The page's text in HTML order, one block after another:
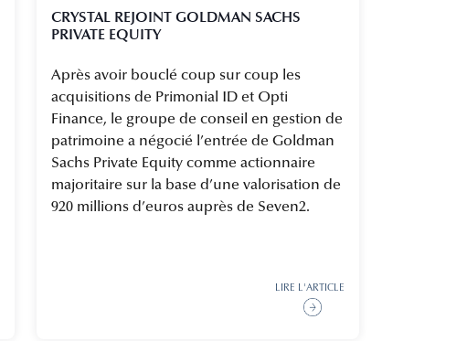
CRYSTAL REJOINT GOLDMAN SACHS
PRIVATE EQUITY
Après avoir bouclé coup sur coup les
acquisitions de Primonial ID et Opti
Finance, le groupe de conseil en gestion de
patrimoine a négocié l’entrée de Goldman
Sachs Private Equity comme actionnaire
majoritaire sur la base d’une valorisation de
920 millions d’euros auprès de Seven2.
LIRE L'ARTICLE